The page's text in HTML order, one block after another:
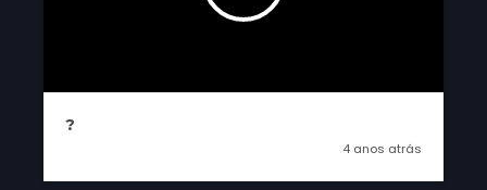
?
4 anos atrás